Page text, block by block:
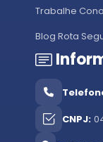
Trabalhe
Blog Rota
CNPJ: